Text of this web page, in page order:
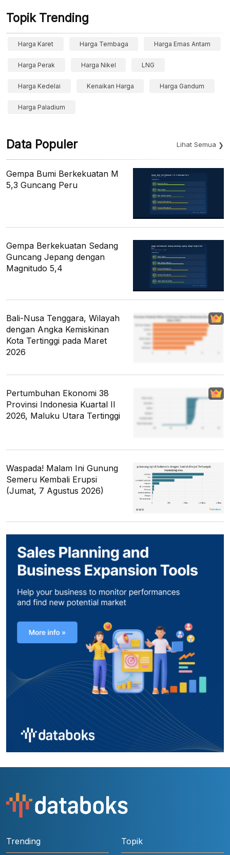
Topik Trending
Harga Karet Harga Tembaga Harga Emas Antam
Harga Perak Harga Nikel LNG
Harga Kedelai Kenaikan Harga Harga Gandum
Harga Paladium
Data Populer Lihat Semua
Gempa Bumi Berkekuatan M
5,3 Guncang Peru
Gempa Berkekuatan Sedang
Guncang Jepang dengan
Magnitudo 5,4
Bali-Nusa Tenggara, Wilayah
dengan Angka Kemiskinan
Kota Tertinggi pada Maret
2026
Pertumbuhan Ekonomi 38
Provinsi Indonesia Kuartal II
2026, Maluku Utara Tertinggi
Waspada! Malam Ini Gunung
Semeru Kembali Erupsi
(Jumat, 7 Agustus 2026)
Trending Topik